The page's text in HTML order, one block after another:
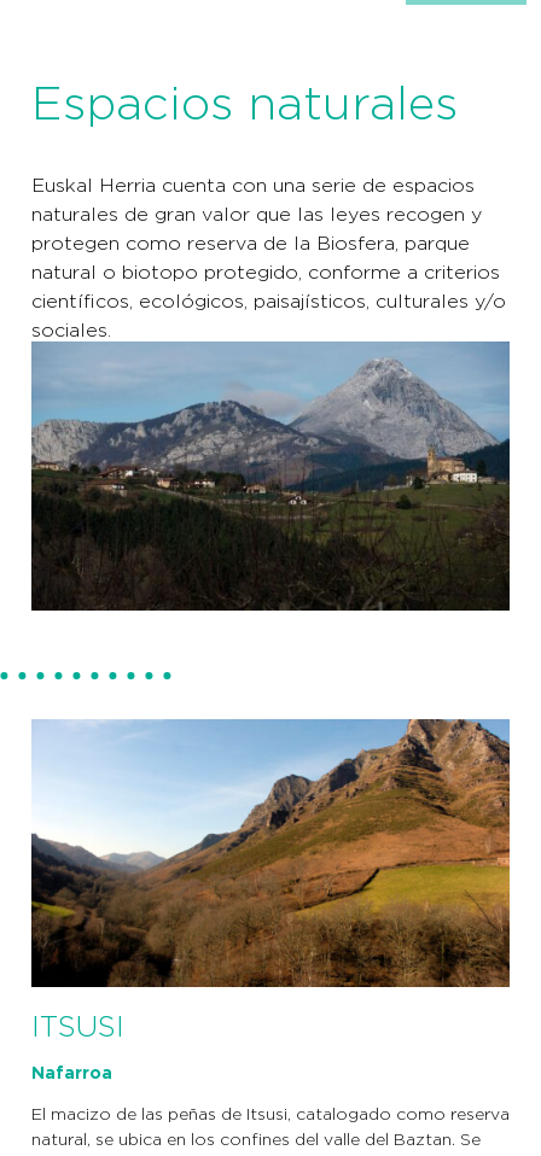
Espacios naturales
Euskal Herria cuenta con una serie de espacios
naturales de gran valor que las leyes recogen y
protegen como reserva de la Biosfera, parque
natural o biotopo protegido, conforme a criterios
científicos, ecológicos, paisajísticos, culturales y/o
sociales.
ITSUSI
Nafarroa
El macizo de las peñas de Itsusi, catalogado como reserva
natural, se ubica en los confines del valle del Baztan. Se